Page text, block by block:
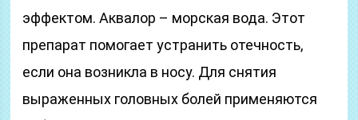
эффектом. Аквалор – морская вода. Этот
препарат помогает устранить отечность,
если она возникла в носу. Для снятия
выраженных головных болей применяются